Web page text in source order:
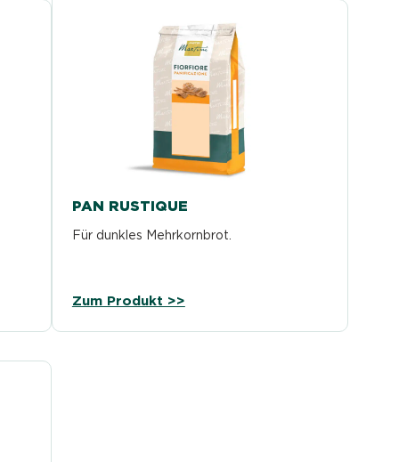
PAN RUSTIQUE
Für dunkles Mehrkornbrot.
Zum Produkt >>